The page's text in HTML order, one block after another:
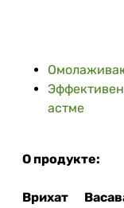
астме
О продукте:
Врихат